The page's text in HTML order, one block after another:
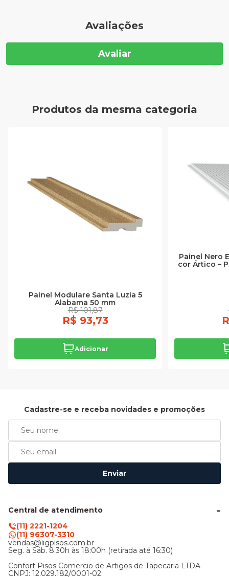
Avaliações
Avaliar
Produtos da mesma categoria
Painel Modulare Santa Luzia 5
Alabama 50 mm
R$ 101,87
R$ 93,73
Adicionar
Painel Nero
cor Ártico –
Cadastre-se e receba novidades e promoções
Enviar
Central de atendimento
(11) 2221-1204
(11) 96307-3310
vendas@ligpisos.com.br
Seg. à Sáb. 8:30h às 18:00h (retirada até 16:30)
Confort Pisos Comercio de Artigos de Tapecaria LTDA
CNPJ: 12.029.182/0001-02